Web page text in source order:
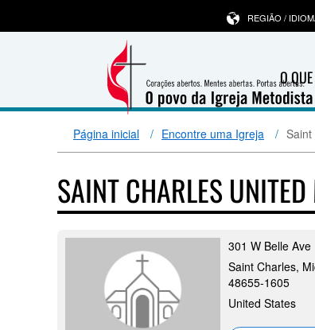
O
REGIÃO /
Página inicial Encontre uma Igreja
SAINT CHARLES
301 W Belle Ave
Saint Charles,
48655-1605
United States